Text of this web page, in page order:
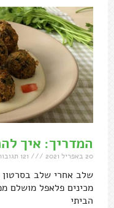
המדריך: איך
20 באפריל 2021
שלב אחרי שלב
מכינים פלאפל מושלם
הביתי